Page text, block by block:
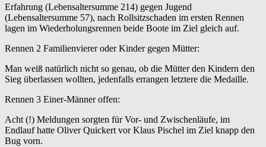
Erfahrung (Lebensaltersumme 214) gegen Jugend
(Lebensaltersumme 57), nach Rollsitzschaden im ersten Rennen
lagen im Wiederholungsrennen beide Boote im Ziel gleich auf.
Rennen 2 Familienvierer oder Kinder gegen Mütter:
Man weiß natürlich nicht so genau, ob die Mütter den Kindern den
Sieg überlassen wollten, jedenfalls errangen letztere die Medaille.
Rennen 3 Einer-Männer offen:
Acht (!) Meldungen sorgten für Vor- und Zwischenläufe, im
Endlauf hatte Oliver Quickert vor Klaus Pischel im Ziel knapp den
Bug vorn.